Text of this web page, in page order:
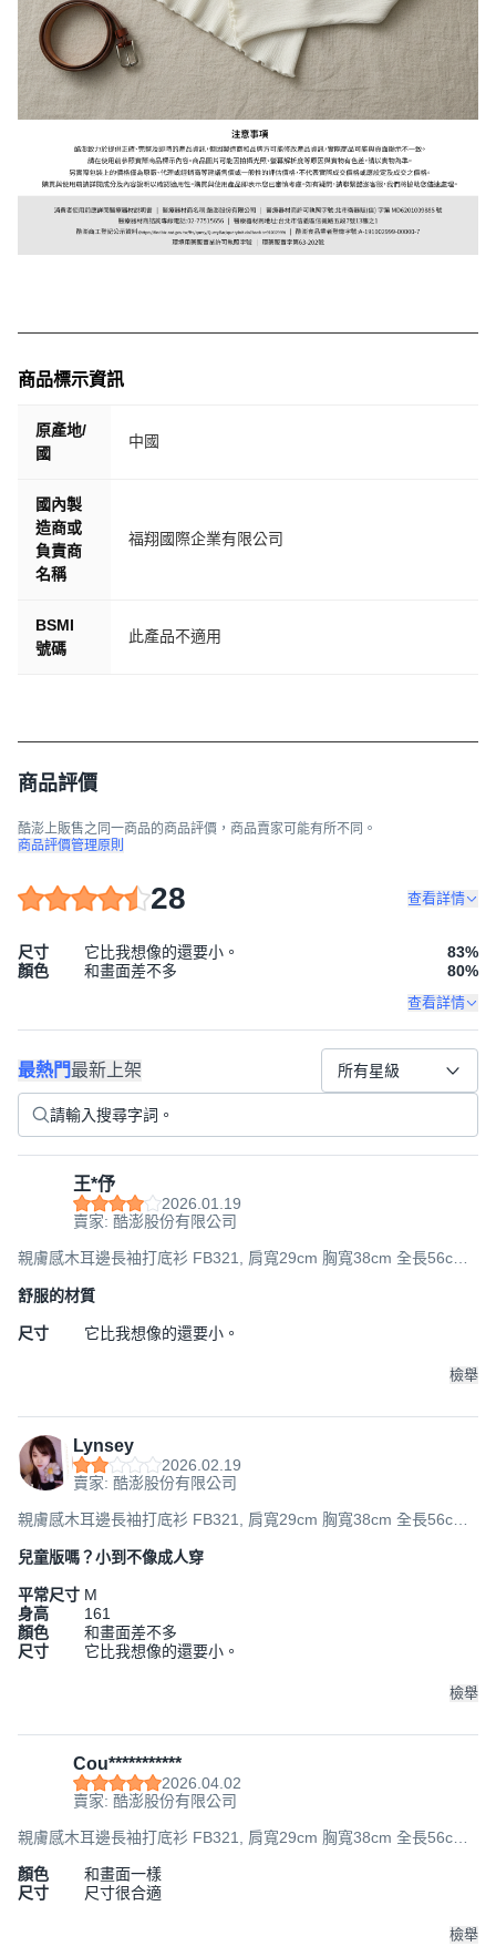
商品標示資訊
原產地/
國
中國
國內製
造商或
負責商
名稱
福翔國際企業有限公司
BSMI
號碼
此產品不適用
商品評價
酷澎上販售之同一商品的商品評價，商品賣家可能有所不同。
商品評價管理原則
28 查看詳情
尺寸 它比我想像的還要小。 83%
顏色
和畫面差不多 80%
查看詳情
最熱門最新上架 所有星級
王*伃
2026.01.19
賣家: 酷澎股份有限公司
親膚感木耳邊長袖打底衫 FB321, 肩寬29cm 胸寬38cm 全長56cm
舒服的材質
尺寸 它比我想像的還要小。
檢舉
Lynsey
2026.02.19
賣家: 酷澎股份有限公司
親膚感木耳邊長袖打底衫 FB321, 肩寬29cm 胸寬38cm 全長56cm
兒童版嗎？小到不像成人穿
平常尺寸 M
身高
161
顏色
和畫面差不多
尺寸
它比我想像的還要小。
檢舉
Cou***********
2026.04.02
賣家: 酷澎股份有限公司
親膚感木耳邊長袖打底衫 FB321, 肩寬29cm 胸寬38cm 全長56cm
顏色
和畫面一樣
尺寸
尺寸很合適
檢舉